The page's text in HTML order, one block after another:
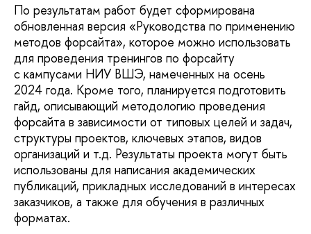
По результатам работ будет сформирована
обновленная версия «Руководства по применению
методов форсайта», которое можно использовать
для проведения тренингов по форсайту
с кампусами НИУ ВШЭ, намеченных на осень
2024 года. Кроме того, планируется подготовить
гайд, описывающий методологию проведения
форсайта в зависимости от типовых целей и задач,
структуры проектов, ключевых этапов, видов
организаций и т.д. Результаты проекта могут быть
использованы для написания академических
публикаций, прикладных исследований в интересах
заказчиков, а также для обучения в различных
форматах.